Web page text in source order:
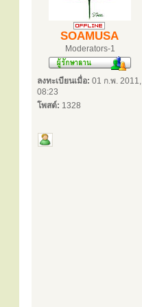
SOAMUSA
Moderators-1
ลงทะเบียนเมื่อ: 01 ก.พ. 2011,
08:23
โพสต์: 1328